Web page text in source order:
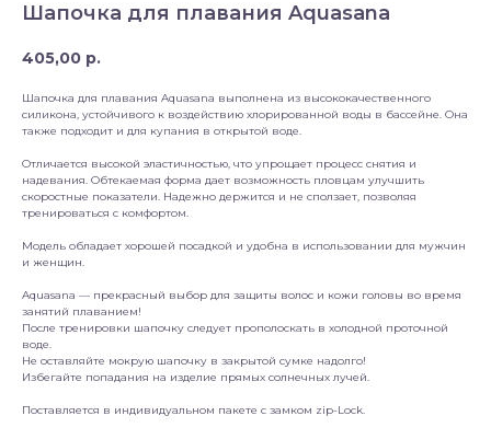
Шапочка для плавания Aquasana
405,00 р.
Шапочка для плавания Aquasana выполнена из высококачественного
силикона, устойчивого к воздействию хлорированной воды в бассейне. Она
также подходит и для купания в открытой воде.
Отличается высокой эластичностью, что упрощает процесс снятия и
надевания. Обтекаемая форма дает возможность пловцам улучшить
скоростные показатели. Надежно держится и не сползает, позволяя
тренироваться с комфортом.
Модель обладает хорошей посадкой и удобна в использовании для мужчин
и женщин.
Aquasana — прекрасный выбор для защиты волос и кожи головы во время
занятий плаванием!
После тренировки шапочку следует прополоскать в холодной проточной
воде.
Не оставляйте мокрую шапочку в закрытой сумке надолго!
Избегайте попадания на изделие прямых солнечных лучей.
Поставляется в индивидуальном пакете с замком zip-Lock.